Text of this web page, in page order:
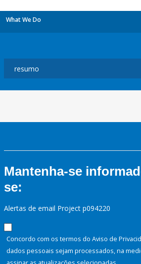
What We Do
Mantenha-se
se:
Alertas de email Project p094220
Concordo com os termos do Aviso de
dados pessoais sejam processados, na